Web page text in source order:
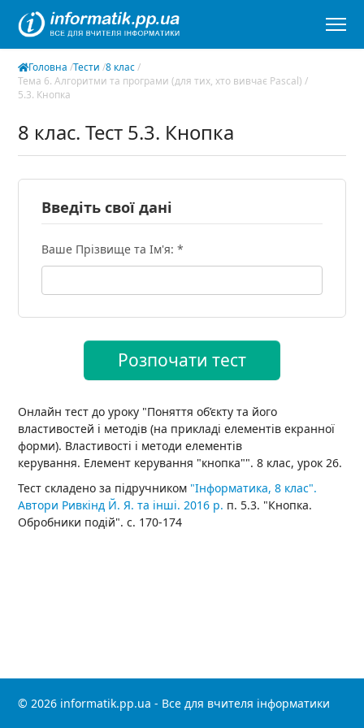
Головна /Тести /8 клас /
Тема 6. Алгоритми та програми (для тих, хто вивчає Pascal) /
5.3. Кнопка
8 клас. Тест 5.3. Кнопка
Введіть свої дані
Ваше Прізвище та Ім'я: *
Розпочати тест
Онлайн тест до уроку "Поняття об’єкту та його
властивостей і методів (на прикладі елементів екранної
форми). Властивості і методи елементів
керування. Елемент керування "кнопка"". 8 клас, урок 26.
Тест складено за підручником "Інформатика, 8 клас".
Автори Ривкінд Й. Я. та інші. 2016 р. п. 5.3. "Кнопка.
Обробники подій". с. 170-174
© 2026 informatik.pp.ua - Все для вчителя інформатики